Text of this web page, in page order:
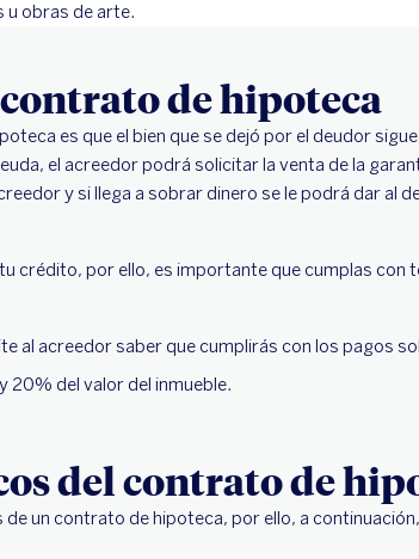
u obras de arte.
de hipoteca
es que el bien que se dejó por el deudor
el acreedor podrá solicitar la venta de la
y si llega a sobrar dinero se le podrá dar al
crédito, por ello, es importante que cumplas con
al acreedor saber que cumplirás con los pagos
20% del valor del inmueble.
del contrato de
un contrato de hipoteca, por ello, a